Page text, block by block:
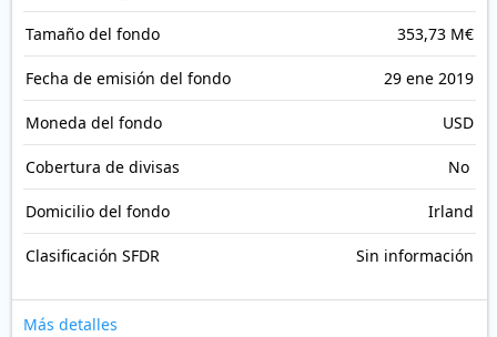
Tamaño del fondo 353,73 M€
Fecha de emisión del fondo 29 ene 2019
Moneda del fondo USD
Cobertura de divisas No
Domicilio del fondo Irland
Clasificación SFDR Sin información
Más detalles